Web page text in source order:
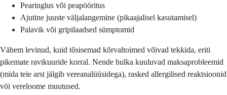
Pearinglus või peapööritus
Ajutine juuste väljalangemine (pikaajalisel kasutamisel)
Palavik või gripilaadsed sümptomid
Vähem levinud, kuid tõsisemad kõrvaltoimed võivad tekkida, eriti
pikemate ravikuuride korral. Nende hulka kuuluvad maksaprobleemid
(mida teie arst jälgib vereanalüüsidega), rasked allergilised reaktsioonid
või vereloome muutused.